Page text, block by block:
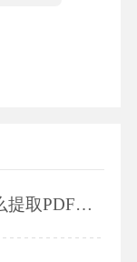
免费pdf编辑有什么步骤？怎么提取PDF文档页面？